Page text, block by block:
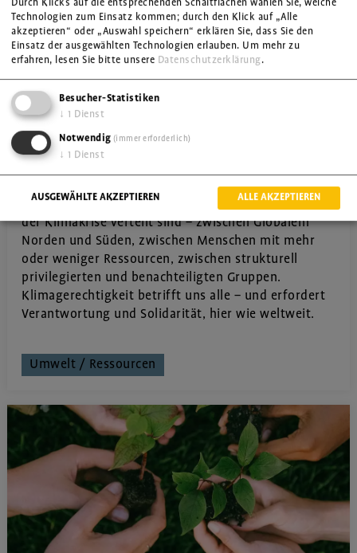
Klima(un)gerechtigkeit
Unterrichtseinheiten für alle Schulstrufen
Wir zeigen, wie ungleich die Ursachen und Folgen
der Klimakrise verteilt sind – zwischen Globalem
Norden und Süden, zwischen Menschen mit mehr
oder weniger Ressourcen, zwischen strukturell
privilegierten und benachteiligten Gruppen.
Klimagerechtigkeit betrifft uns alle – und erfordert
Verantwortung und Solidarität, hier wie weltweit.
Umwelt / Ressourcen
Durch Klicks auf die entsprechenden Schaltflächen wählen Sie, welche
Technologien zum Einsatz kommen; durch den Klick auf „Alle
akzeptieren“ oder „Auswahl speichern“ erklären Sie, dass Sie den
Einsatz der ausgewählten Technologien erlauben. Um mehr zu
erfahren, lesen Sie bitte unsere Datenschutzerklärung.
Besucher-Statistiken
↓ 1 Dienst
Notwendig (immer erforderlich)
↓ 1 Dienst
AUSGEWÄHLTE AKZEPTIEREN ALLE AKZEPTIEREN